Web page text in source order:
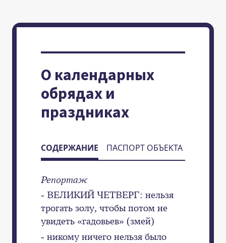
О календарных
обрядах и
праздниках
СОДЕРЖАНИЕ ПАСПОРТ ОБЪЕКТА
Репортаж
- ВЕЛИКИЙ ЧЕТВЕРГ: нельзя
трогать золу, чтобы потом не
увидеть «гадовьев» (змей)
- никому ничего нельзя было